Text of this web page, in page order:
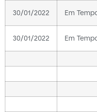
30/01/2022 Em
30/01/2022 Em